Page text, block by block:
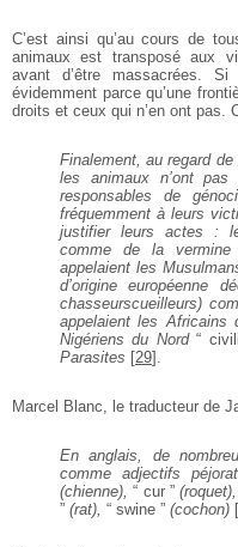
C’est ainsi qu’au cours de
animaux est transposé aux
avant d’être massacrées.
Si
évidemment parce qu’une
droits et ceux qui n’en ont pas.
Finalement, au regard
les animaux n’ont pas
responsables de
fréquemment à leurs
justifier leurs actes :
comme de la
appelaient les
d’origine européenne
chasseurscueilleurs)
appelaient les Africains
Nigériens du Nord“
Parasites [29]
Marcel Blanc, le traducteur de
En anglais, de
comme adjectifs
(chienne), “ cur ” (roquet),
” (rat), “ swine ” (cochon) [